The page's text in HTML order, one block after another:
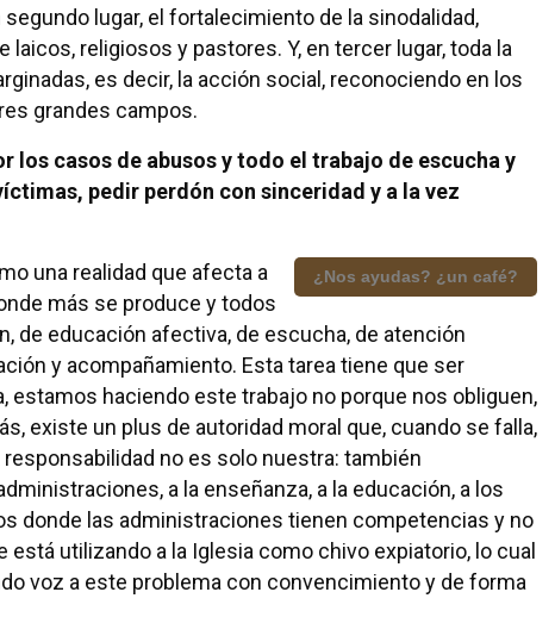
lugar, el fortalecimiento de la sinodalidad,
religiosos y pastores. Y, en tercer lugar, toda la
es decir, la acción social, reconociendo en los
grandes campos.
los casos de abusos y todo el trabajo de escucha y
pedir perdón con sinceridad y a la vez
¿Nos ayudas? ¿un café?
una realidad que afecta a
más se produce y todos
de educación afectiva, de escucha, de atención
y acompañamiento. Esta tarea tiene que ser
estamos haciendo este trabajo no porque nos obliguen,
existe un plus de autoridad moral que, cuando se falla,
no es solo nuestra: también
a la enseñanza, a la educación, a los
donde las administraciones tienen competencias y no
utilizando a la Iglesia como chivo expiatorio, lo cual
voz a este problema con convencimiento y de forma